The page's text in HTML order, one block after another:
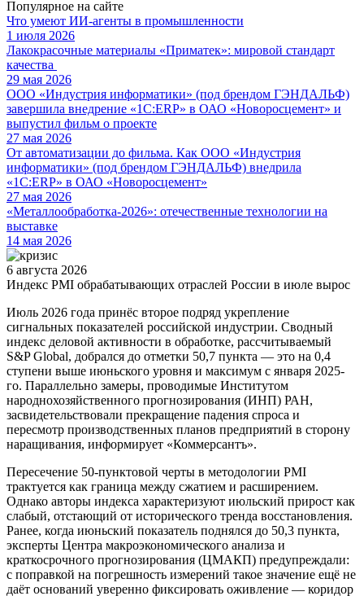
Популярное на сайте
Что умеют ИИ-агенты в промышленности
1 июля 2026
Лакокрасочные материалы «Приматек»: мировой стандарт
качества
29 мая 2026
ООО «Индустрия информатики» (под брендом ГЭНДАЛЬФ)
завершила внедрение «1С:ERP» в ОАО «Новоросцемент» и
выпустил фильм о проекте
27 мая 2026
От автоматизации до фильма. Как ООО «Индустрия
информатики» (под брендом ГЭНДАЛЬФ) внедрила
«1С:ERP» в ОАО «Новоросцемент»
27 мая 2026
«Металлообработка-2026»: отечественные технологии на
выставке
14 мая 2026
6 августа 2026
Индекс PMI обрабатывающих отраслей России в июле вырос
Июль 2026 года принёс второе подряд укрепление
сигнальных показателей российской индустрии. Сводный
индекс деловой активности в обработке, рассчитываемый
S&P Global, добрался до отметки 50,7 пункта — это на 0,4
ступени выше июньского уровня и максимум с января 2025-
го. Параллельно замеры, проводимые Институтом
народнохозяйственного прогнозирования (ИНП) РАН,
засвидетельствовали прекращение падения спроса и
пересмотр производственных планов предприятий в сторону
наращивания, информирует «Коммерсантъ».
Пересечение 50-пунктовой черты в методологии PMI
трактуется как граница между сжатием и расширением.
Однако авторы индекса характеризуют июльский прирост как
слабый, отстающий от исторического тренда восстановления.
Ранее, когда июньский показатель поднялся до 50,3 пункта,
эксперты Центра макроэкономического анализа и
краткосрочного прогнозирования (ЦМАКП) предупреждали:
с поправкой на погрешность измерений такое значение ещё не
даёт оснований уверенно фиксировать оживление — коридор